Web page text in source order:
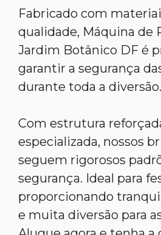
Fabricado com
qualidade, Máquina de
Jardim Botânico DF é
garantir a segurança
durante toda a diversão.
Com estrutura
especializada, nossos
seguem rigorosos
segurança. Ideal para
proporcionando
e muita diversão para